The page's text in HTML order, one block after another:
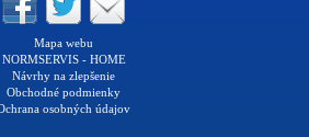
Mapa webu
NORMSERVIS - HOME
Návrhy na zlepšenie
Obchodné podmienky
osobných údajov